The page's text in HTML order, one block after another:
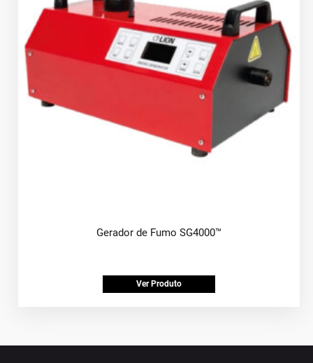
Gerador de Fumo SG4000™
Ver Produto